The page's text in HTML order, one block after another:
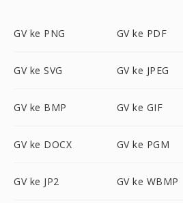
GV ke PNG GV ke PDF
GV ke SVG GV ke JPEG
GV ke BMP GV ke GIF
GV ke DOCX GV ke PGM
GV ke JP2 GV ke WBMP